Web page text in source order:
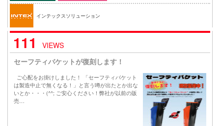
インテックスソリューション
111
VIEWS
セーフティバケットが復刻します！
ご心配をお掛けしました！ 「セーフティバケット
は製造中止で無くなる！」と言う噂が出たとか出な
いとか・・・(^^; ご安心ください！弊社が以前の販
売…